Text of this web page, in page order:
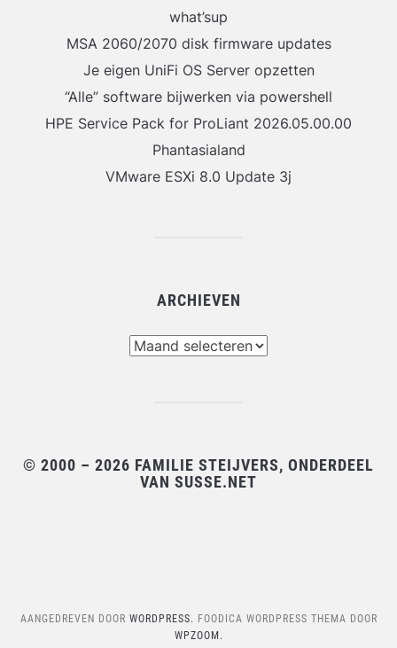
what’sup
MSA 2060/2070 disk firmware updates
Je eigen UniFi OS Server opzetten
“Alle” software bijwerken via powershell
HPE Service Pack for ProLiant 2026.05.00.00
Phantasialand
VMware ESXi 8.0 Update 3j
ARCHIEVEN
© 2000 – 2026 FAMILIE STEIJVERS, ONDERDEEL
VAN SUSSE.NET
AANGEDREVEN DOOR WORDPRESS. FOODICA WORDPRESS THEMA DOOR
WPZOOM.